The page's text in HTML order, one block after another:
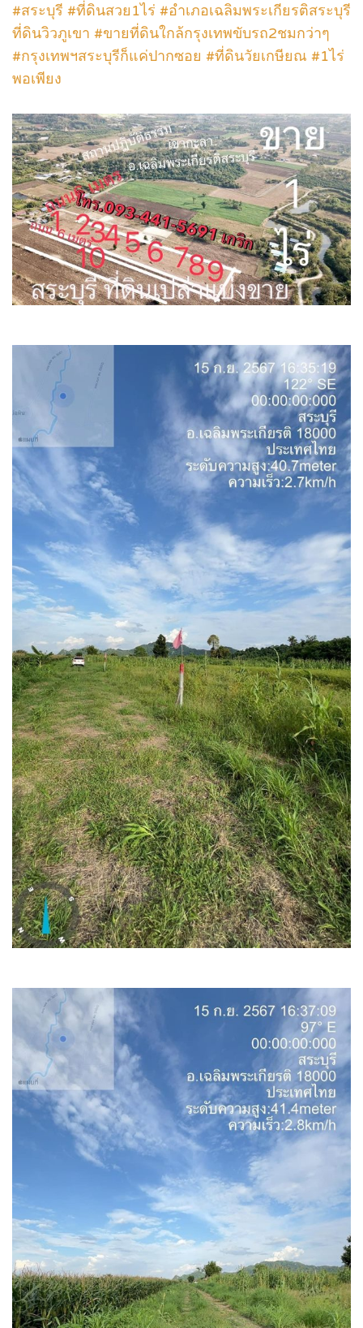
#สระบุรี #ที่ดินสวย1ไร่ #อำเภอเฉลิมพระเกียรติสระบุรี
ที่ดินวิวภูเขา #ขายที่ดินใกล้กรุงเทพขับรถ2ชมกว่าๆ
#กรุงเทพฯสระบุรีก็แค่ปากซอย #ที่ดินวัยเกษียณ #1ไร่
พอเพียง